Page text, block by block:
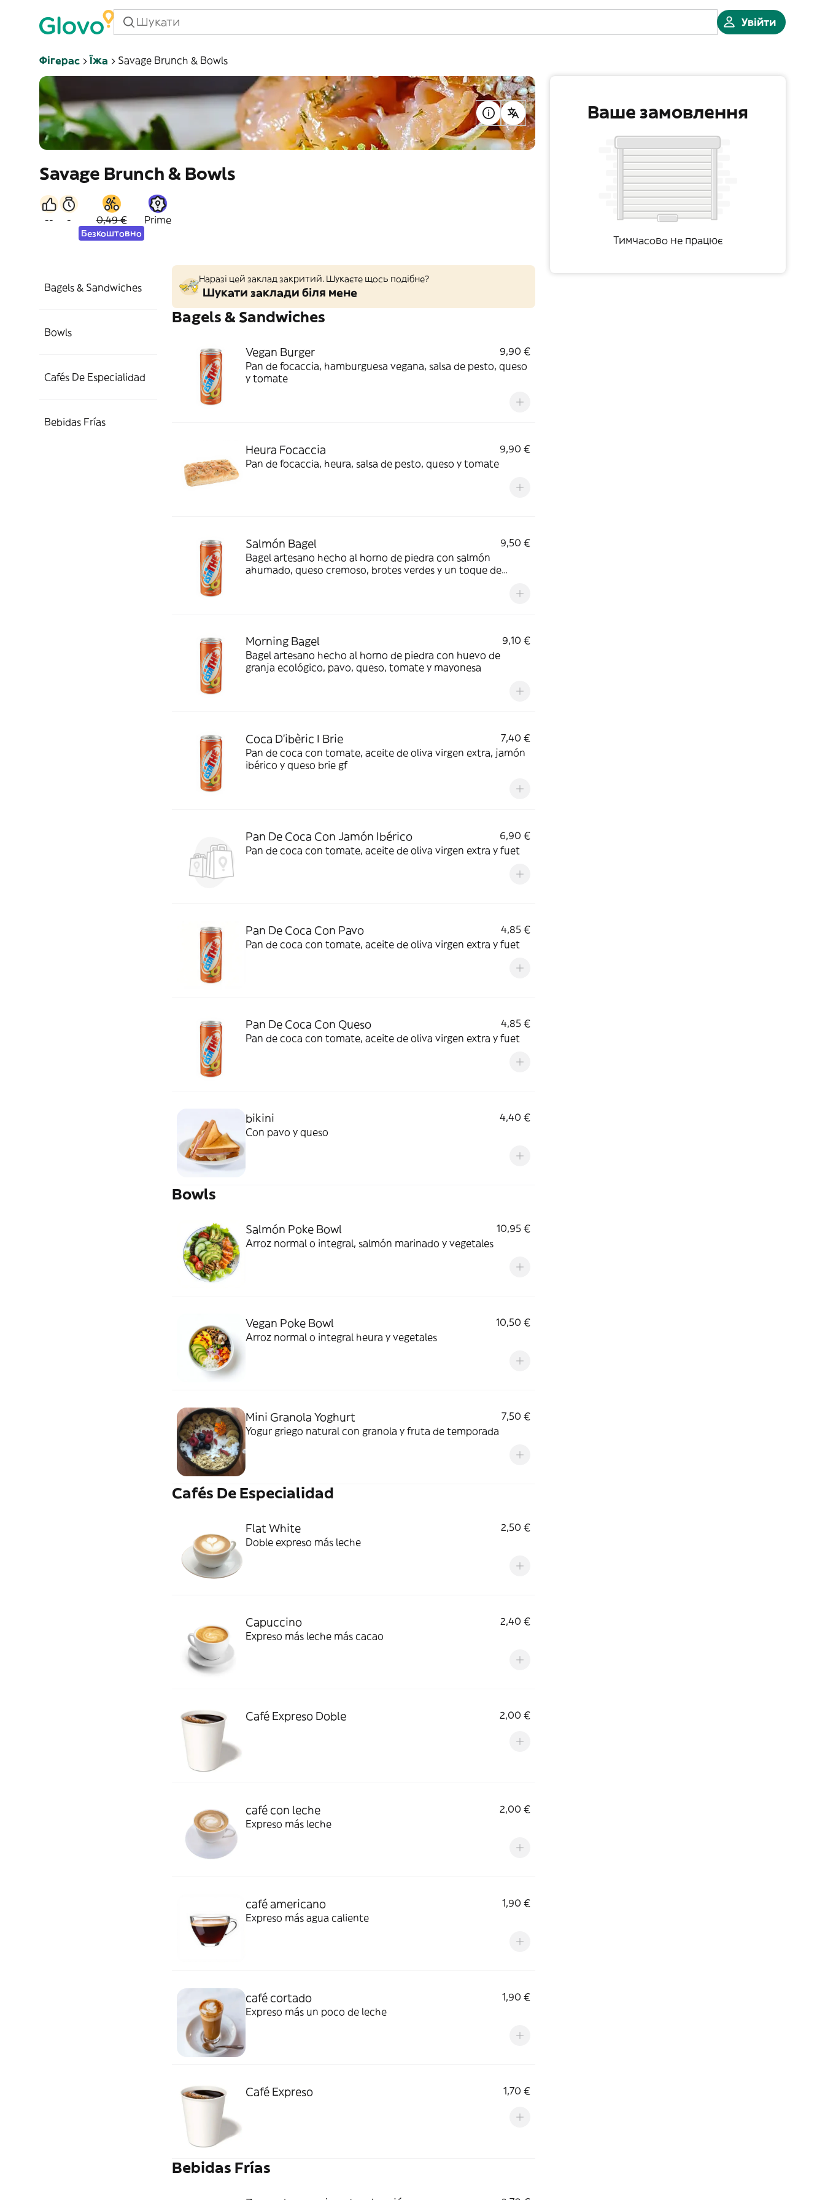
Увійти
Фігерас Їжа Savage Brunch & Bowls
Savage Brunch & Bowls
-- - 0,49 €
Безкоштовно
Prime
Bagels & Sandwiches
Bowls
Cafés De Especialidad
Bebidas Frías
Наразі цей заклад закритий. Шукаєте щось подібне?
Шукати заклади біля мене
Bagels & Sandwiches
Vegan Burger
9,90 €
Pan de focaccia, hamburguesa vegana, salsa de pesto, queso
y tomate
Heura Focaccia
9,90 €
Pan de focaccia, heura, salsa de pesto, queso y tomate
Salmón Bagel
9,50 €
Bagel artesano hecho al horno de piedra con salmón
ahumado, queso cremoso, brotes verdes y un toque de
Morning Bagel
9,10 €
Bagel artesano hecho al horno de piedra con huevo de
granja ecológico, pavo, queso, tomate y mayonesa
Coca D'ibèric I Brie
7,40 €
Pan de coca con tomate, aceite de oliva virgen extra, jamón
ibérico y queso brie gf
Pan De Coca Con Jamón Ibérico
6,90 €
Pan de coca con tomate, aceite de oliva virgen extra y fuet
Pan De Coca Con Pavo
4,85 €
Pan de coca con tomate, aceite de oliva virgen extra y fuet
Pan De Coca Con Queso
4,85 €
Pan de coca con tomate, aceite de oliva virgen extra y fuet
bikini
4,40 €
Con pavo y queso
Bowls
Salmón Poke Bowl
10,95 €
Arroz normal o integral, salmón marinado y vegetales
Vegan Poke Bowl
10,50 €
Arroz normal o integral heura y vegetales
Mini Granola Yoghurt
7,50 €
Yogur griego natural con granola y fruta de temporada
Cafés De Especialidad
Flat White
2,50 €
Doble expreso más leche
Capuccino
2,40 €
Expreso más leche más cacao
Café Expreso Doble 2,00 €
café con leche
2,00 €
Expreso más leche
café americano
1,90 €
Expreso más agua caliente
café cortado
1,90 €
Expreso más un poco de leche
Café Expreso 1,70 €
Bebidas Frías
Ваше замовлення
Тимчасово не працює